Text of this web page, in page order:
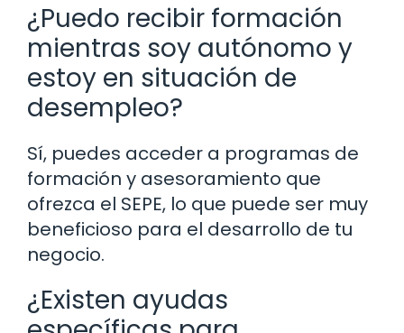
¿Puedo recibir formación
mientras soy autónomo y
estoy en situación de
desempleo?
Sí, puedes acceder a programas de
formación y asesoramiento que
ofrezca el SEPE, lo que puede ser muy
beneficioso para el desarrollo de tu
negocio.
¿Existen ayudas